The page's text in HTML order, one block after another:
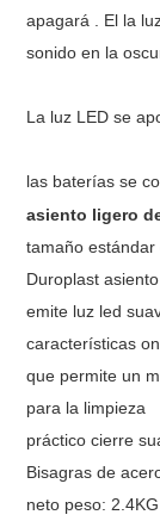
apagará . El la
sonido en la
La luz LED se
las baterías se
asiento ligero
tamaño estándar
Duroplast
emite luz led
características
que permite un
para la limpieza
práctico cierre
Bisagras de
neto peso: 2.4KG